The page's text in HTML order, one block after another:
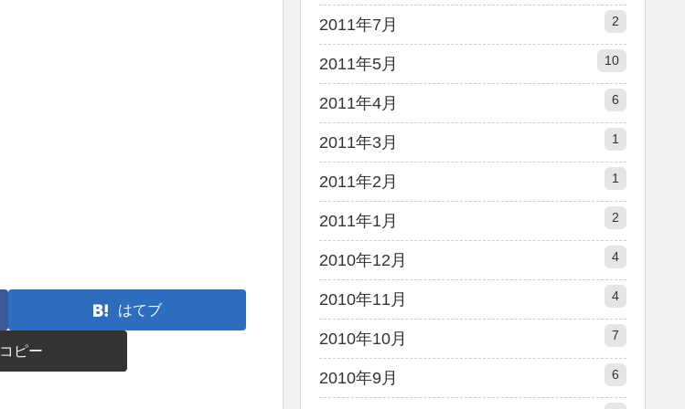
はてブ
コピー
2011年7月 2
2011年5月 10
2011年4月 6
2011年3月 1
2011年2月 1
2011年1月 2
2010年12月 4
2010年11月 4
2010年10月 7
2010年9月 6